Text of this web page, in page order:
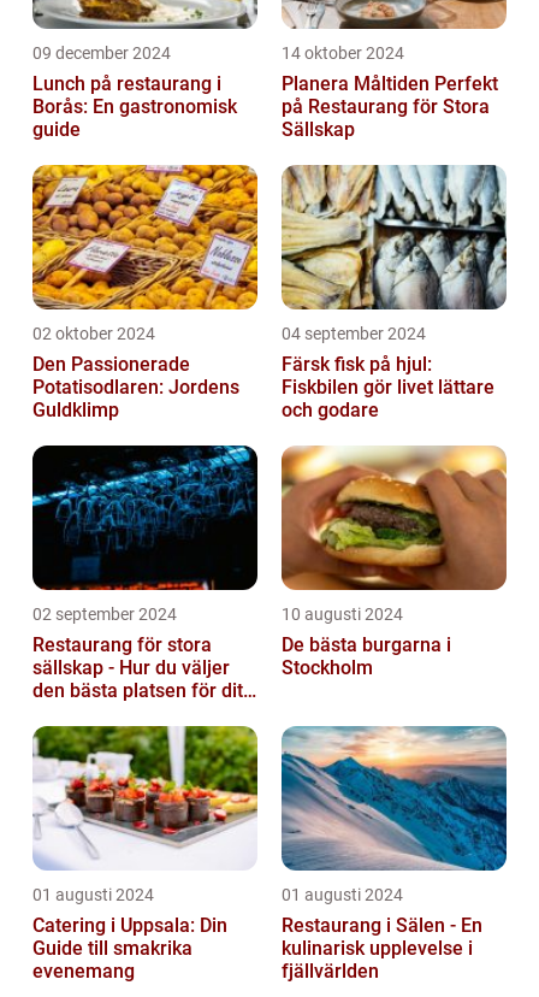
09 december 2024
Lunch på restaurang i
Borås: En gastronomisk
guide
14 oktober 2024
Planera Måltiden Perfekt
på Restaurang för Stora
Sällskap
02 oktober 2024
Den Passionerade
Potatisodlaren: Jordens
Guldklimp
04 september 2024
Färsk fisk på hjul:
Fiskbilen gör livet lättare
och godare
02 september 2024
Restaurang för stora
sällskap - Hur du väljer
den bästa platsen för ditt
10 augusti 2024
De bästa burgarna i
Stockholm
01 augusti 2024
Catering i Uppsala: Din
Guide till smakrika
evenemang
01 augusti 2024
Restaurang i Sälen - En
kulinarisk upplevelse i
fjällvärlden